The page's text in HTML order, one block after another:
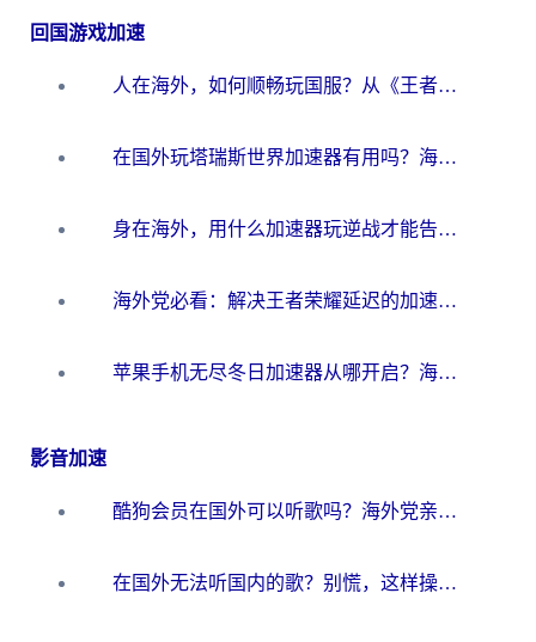
回国游戏加速
人在海外，如何顺畅玩国服？从《王者荣耀》到《云图计划》的加速器终极指南
在国外玩塔瑞斯世界加速器有用吗？海外玩家亲测后的真实答案
身在海外，用什么加速器玩逆战才能告别延迟？
海外党必看：解决王者荣耀延迟的加速器终极指南——从EVE到猫和老鼠，一个工具全搞定
苹果手机无尽冬日加速器从哪开启？海外玩家的冬日生存指南
影音加速
酷狗会员在国外可以听歌吗？海外党亲测有效：3步解决音乐权限难题
在国外无法听国内的歌？别慌，这样操作就能畅听QQ音乐（附亲测加速器推荐）